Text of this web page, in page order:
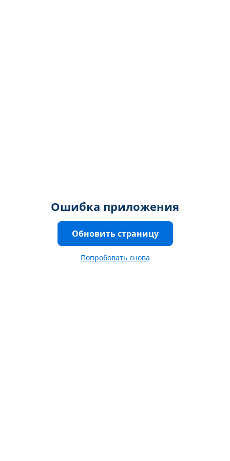
Ошибка приложения
Обновить страницу
Попробовать снова